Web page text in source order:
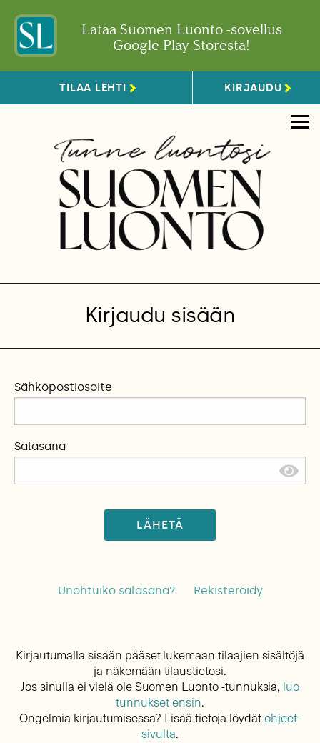
Lataa Suomen Luonto -sovellus
Google Play Storesta!
TILAA LEHTI KIRJAUDU
Kirjaudu sisään
Sähköpostiosoite
Salasana
LÄHETÄ
Unohtuiko salasana? Rekisteröidy
Kirjautumalla sisään pääset lukemaan tilaajien sisältöjä
ja näkemään tilaustietosi.
Jos sinulla ei vielä ole Suomen Luonto -tunnuksia, luo
tunnukset ensin.
Ongelmia kirjautumisessa? Lisää tietoja löydätohjeet-
sivulta.